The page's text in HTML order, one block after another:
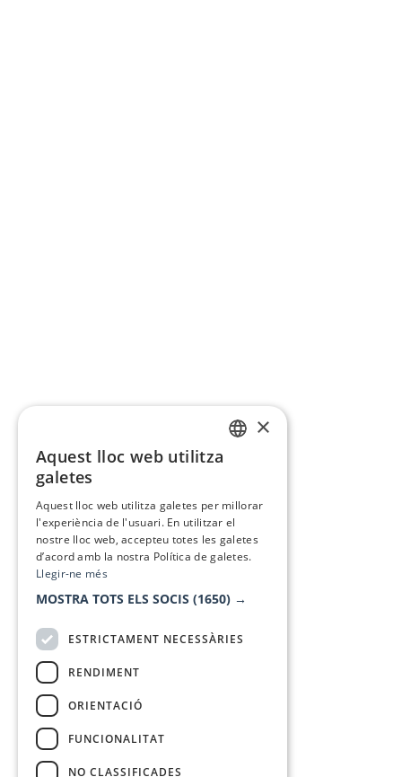
×
Aquest lloc web utilitza
galetes
Aquest lloc web utilitza galetes per millorar
l'experiència de l'usuari. En utilitzar el
nostre lloc web, accepteu totes les galetes
d’acord amb la nostra Política de galetes.
Llegir-ne més
MOSTRA TOTS ELS SOCIS (1650) →
ESTRICTAMENT NECESSÀRIES
RENDIMENT
ORIENTACIÓ
FUNCIONALITAT
NO CLASSIFICADES